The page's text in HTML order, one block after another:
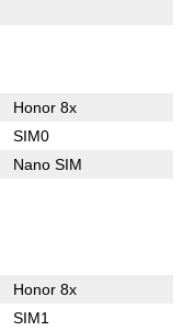
Honor 8x
SIM0
Nano SIM
Honor 8x
SIM1